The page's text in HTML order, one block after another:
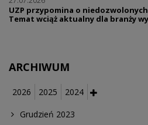
UZP przypomina o
Temat wciąż aktualny dla branży
ARCHIWUM
2026 2025 2024
Grudzień 2023